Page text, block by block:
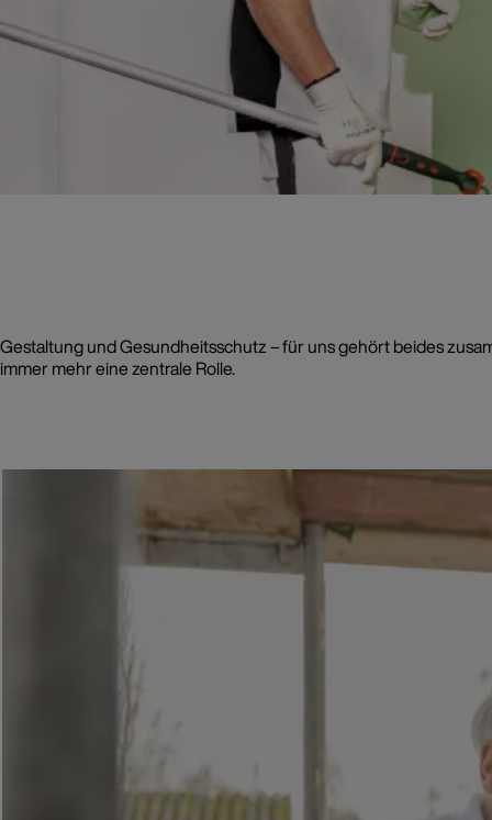
Gestaltung und Gesundheitsschutz – für uns gehört beides
immer mehr eine zentrale Rolle.